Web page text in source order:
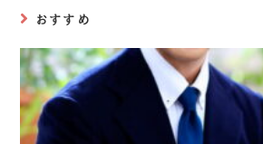
おすすめ